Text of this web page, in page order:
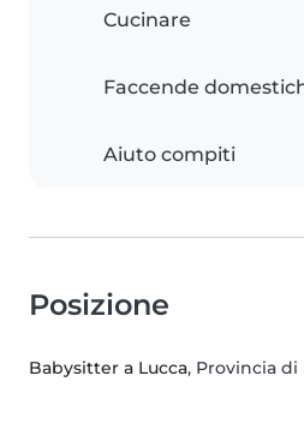
Cucinare
Faccende
Aiuto compiti
Posizione
Babysitter a Lucca, Provincia di